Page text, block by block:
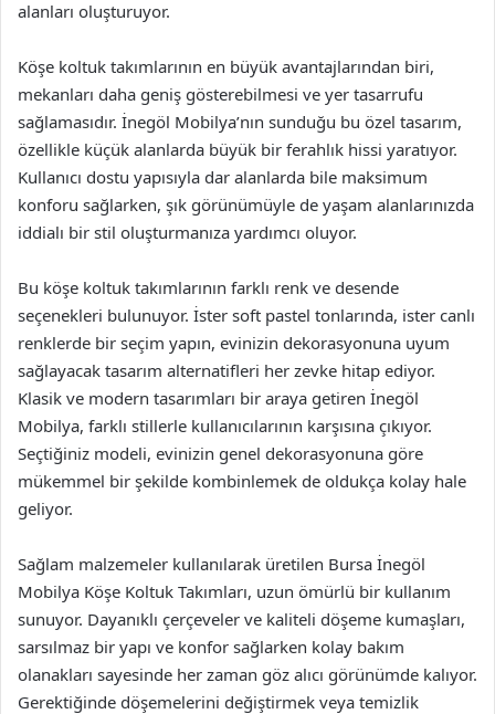
alanları oluşturuyor.
Köşe koltuk takımlarının en büyük avantajlarından biri,
mekanları daha geniş gösterebilmesi ve yer tasarrufu
sağlamasıdır. İnegöl Mobilya’nın sunduğu bu özel tasarım,
özellikle küçük alanlarda büyük bir ferahlık hissi yaratıyor.
Kullanıcı dostu yapısıyla dar alanlarda bile maksimum
konforu sağlarken, şık görünümüyle de yaşam alanlarınızda
iddialı bir stil oluşturmanıza yardımcı oluyor.
Bu köşe koltuk takımlarının farklı renk ve desende
seçenekleri bulunuyor. İster soft pastel tonlarında, ister canlı
renklerde bir seçim yapın, evinizin dekorasyonuna uyum
sağlayacak tasarım alternatifleri her zevke hitap ediyor.
Klasik ve modern tasarımları bir araya getiren İnegöl
Mobilya, farklı stillerle kullanıcılarının karşısına çıkıyor.
Seçtiğiniz modeli, evinizin genel dekorasyonuna göre
mükemmel bir şekilde kombinlemek de oldukça kolay hale
geliyor.
Sağlam malzemeler kullanılarak üretilen Bursa İnegöl
Mobilya Köşe Koltuk Takımları, uzun ömürlü bir kullanım
sunuyor. Dayanıklı çerçeveler ve kaliteli döşeme kumaşları,
sarsılmaz bir yapı ve konfor sağlarken kolay bakım
olanakları sayesinde her zaman göz alıcı görünümde kalıyor.
Gerektiğinde döşemelerini değiştirmek veya temizlik